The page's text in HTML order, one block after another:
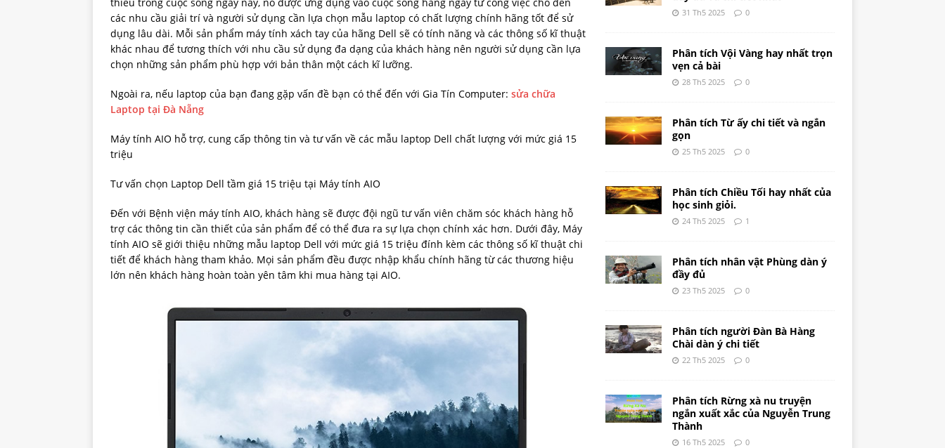
các nhu cầu giải trí và người sử dụng cần lựa chọn mẫu laptop có chất lượng chính hãng tốt để sử
dụng lâu dài. Mỗi sản phẩm máy tính xách tay của hãng Dell sẽ có tính năng và các thông số kĩ thuật
khác nhau để tương thích với nhu cầu sử dụng đa dạng của khách hàng nên người sử dụng cần lựa
chọn những sản phẩm phù hợp với bản thân một cách kĩ lưỡng.
Ngoài ra, nếu laptop của bạn đang gặp vấn đề bạn có thể đến với Gia Tín Computer: sửa chữa
Laptop tại Đà Nẵng
Máy tính AIO hỗ trợ, cung cấp thông tin và tư vấn về các mẫu laptop Dell chất lượng với mức giá 15
triệu
Tư vấn chọn Laptop Dell tầm giá 15 triệu tại Máy tính AIO
Đến với Bệnh viện máy tính AIO, khách hàng sẽ được đội ngũ tư vấn viên chăm sóc khách hàng hỗ
trợ các thông tin cần thiết của sản phẩm để có thể đưa ra sự lựa chọn chính xác hơn. Dưới đây, Máy
tính AIO sẽ giới thiệu những mẫu laptop Dell với mức giá 15 triệu đính kèm các thông số kĩ thuật chi
tiết để khách hàng tham khảo. Mọi sản phẩm đều được nhập khẩu chính hãng từ các thương hiệu
lớn nên khách hàng hoàn toàn yên tâm khi mua hàng tại AIO.
31 Th5 2025 0
Phân tích Vội Vàng hay nhất trọn
vẹn cả bài
28 Th5 2025 0
Phân tích Từ ấy chi tiết và ngắn
gọn
25 Th5 2025 0
Phân tích Chiều Tối hay nhất của
học sinh giỏi.
24 Th5 2025 1
Phân tích nhân vật Phùng dàn ý
đầy đủ
23 Th5 2025 0
Phân tích người Đàn Bà Hàng
Chài dàn ý chi tiết
22 Th5 2025 0
Phân tích Rừng xà nu truyện
ngắn xuất xắc của Nguyễn Trung
Thành
16 Th5 2025 0